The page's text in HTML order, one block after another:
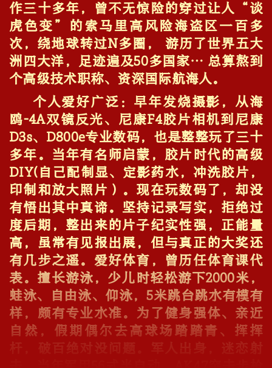
作三十多年，曾不无惊险的穿过让人“谈
虎色变”的索马里高风险海盗区一百多
次，绕地球转过N多圈， 游历了世界五大
洲四大洋，足迹遍及50多国家… 总算熬到
个高级技术职称、资深国际航海人。
个人爱好广泛：早年发烧摄影，从海
鸥-4A双镜反光、尼康F4胶片相机到尼康
D3s、D800e专业数码，也是整整玩了三十
多年。当年有名师启蒙，胶片时代的高级
DIY(自己配制显、定影药水，冲洗胶片，
印制和放大照片）。现在玩数码了，却没
有悟出其中真谛。坚持记录写实，拒绝过
度后期，整出来的片子纪实性强，正能量
高，虽常有见报出展，但与真正的大奖还
有几步之遥。爱好体育，曾历任体育课代
表。擅长游泳，少儿时轻松游下2000米，
蛙泳、自由泳、仰泳，5米跳台跳水有模有
样，颇有专业水准。为了健身强体、亲近
自然，假期偶尔去高球场踏踏青、挥挥